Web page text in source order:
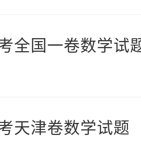
全国一卷数学试
天津卷数学试题